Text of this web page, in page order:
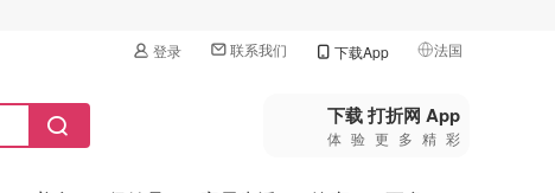
登录 联系我们 下载App 法国
🇺🇸美国
🇨🇳中国
下载 打折网 App
体验更多精彩